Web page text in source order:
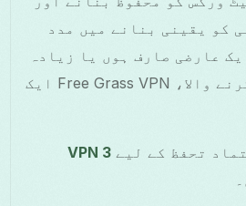
کو یقینی بنانے میں مدد
عارضی صارف ہوں یا زیادہ
انٹرنیٹ استعمال کرنے والا، Free Grass VPN ایک
VPN 3